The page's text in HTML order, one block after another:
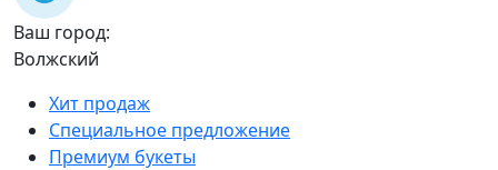
Ваш город:
Волжский
Хит продаж
Специальное предложение
Премиум букеты